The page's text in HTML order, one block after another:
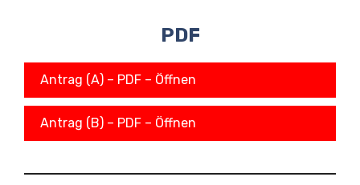
PDF
Antrag (A) – PDF – Öffnen
Antrag (B) – PDF – Öffnen